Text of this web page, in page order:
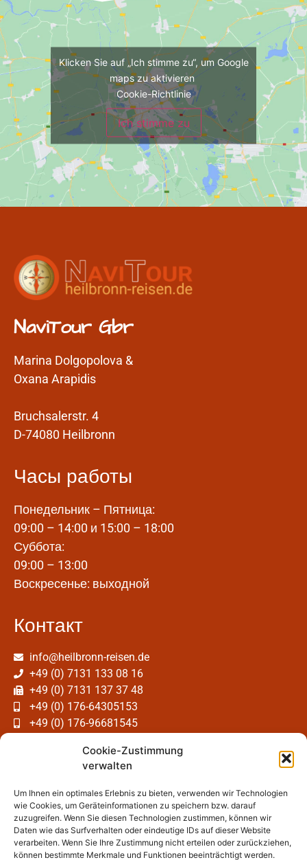
Cookie-Zustimmung
verwalten
Um Ihnen ein optimales Erlebnis zu bieten, verwenden wir Technologien
wie Cookies, um Geräteinformationen zu speichern bzw. darauf
zuzugreifen. Wenn Sie diesen Technologien zustimmen, können wir
Daten wie das Surfverhalten oder eindeutige IDs auf dieser Website
verarbeiten. Wenn Sie Ihre Zustimmung nicht erteilen oder zurückziehen,
können bestimmte Merkmale und Funktionen beeinträchtigt werden.
Klicken Sie auf „Ich stimme zu“, um Google
maps zu aktivieren
Cookie-Richtlinie
Ich stimme zu
NaviTour Gbr
Marina Dolgopolova &
Oxana Arapidis
Bruchsalerstr. 4
D-74080 Heilbronn
Часы работы
Понедельник – Пятница:
09:00 – 14:00 и 15:00 – 18:00
Суббота:
09:00 – 13:00
Воскресенье: выходной
Контакт
info@heilbronn-reisen.de
+49 (0) 7131 133 08 16
+49 (0) 7131 137 37 48
+49 (0) 176-64305153
+49 (0) 176-96681545
© 2023 NaviTour, heilbronn-reisen.de
Общие условия Выходные данные